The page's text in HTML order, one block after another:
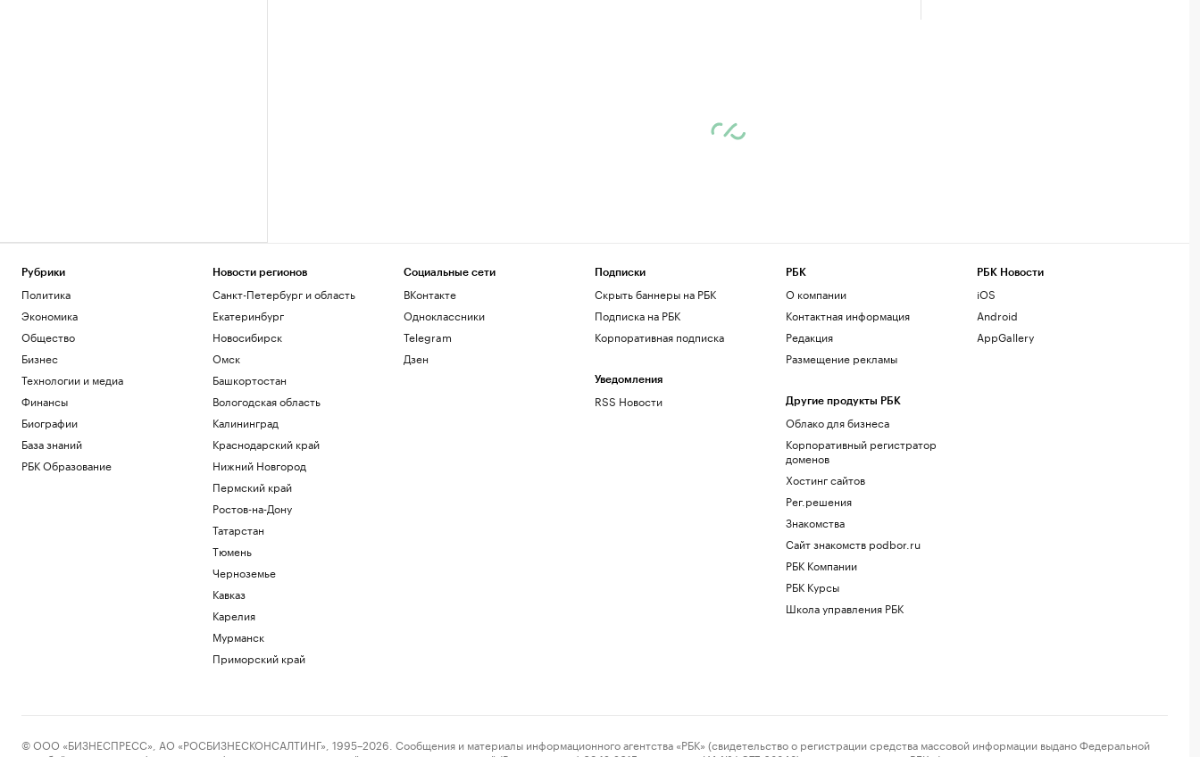
Рубрики
Политика
Экономика
Общество
Бизнес
Технологии и медиа
Финансы
Биографии
База знаний
РБК Образование
Новости регионов
Санкт-Петербург и область
Екатеринбург
Новосибирск
Омск
Башкортостан
Вологодская область
Калининград
Краснодарский край
Нижний Новгород
Пермский край
Ростов-на-Дону
Татарстан
Тюмень
Черноземье
Кавказ
Карелия
Мурманск
Приморский край
Социальные сети
ВКонтакте
Одноклассники
Telegram
Дзен
Подписки
Скрыть баннеры на РБК
Подписка на РБК
Корпоративная подписка
Уведомления
RSS Новости
РБК
О компании
Контактная информация
Редакция
Размещение рекламы
Другие продукты РБК
Облако для бизнеса
Корпоративный регистратор
доменов
Хостинг сайтов
Рег.решения
Знакомства
Сайт знакомств podbor.ru
РБК Компании
РБК Курсы
Школа управления РБК
РБК Новости
iOS
Android
AppGallery
© ООО «БИЗНЕСПРЕСС», АО «РОСБИЗНЕСКОНСАЛТИНГ», 1995–2026. Сообщения и материалы информационного агентства «РБК» (свидетельство о регистрации средства массовой информации выдано Федеральной